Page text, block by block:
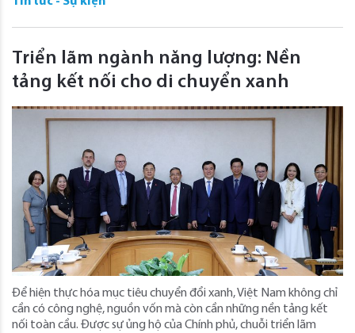
Triển lãm ngành năng lượng: Nền
tảng kết nối cho di chuyển xanh
Để hiện thực hóa mục tiêu chuyển đổi xanh, Việt Nam không chỉ
cần có công nghệ, nguồn vốn mà còn cần những nền tảng kết
nối toàn cầu. Được sự ủng hộ của Chính phủ, chuỗi triển lãm